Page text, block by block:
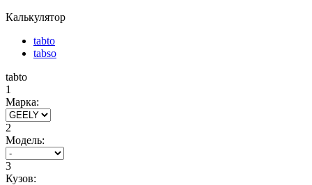
Калькулятор
tabto
tabso
tabto
1
Марка:
2
Модель:
3
Кузов: